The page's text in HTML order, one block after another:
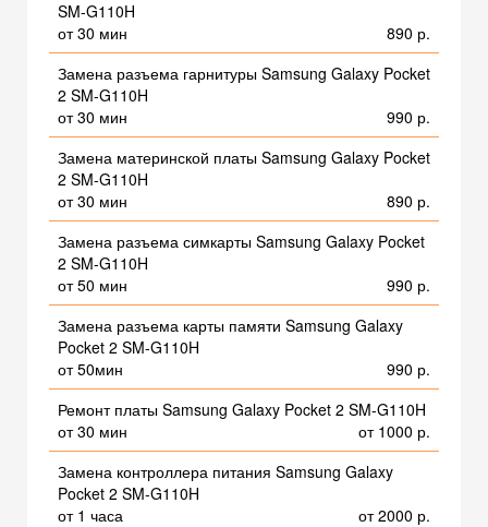
SM-G110H
от 30 мин
890 р.
Замена разъема гарнитуры Samsung Galaxy Pocket
2 SM-G110H
от 30 мин
990 р.
Замена материнской платы Samsung Galaxy Pocket
2 SM-G110H
от 30 мин
890 р.
Замена разъема симкарты Samsung Galaxy Pocket
2 SM-G110H
от 50 мин
990 р.
Замена разъема карты памяти Samsung Galaxy
Pocket 2 SM-G110H
от 50мин
990 р.
Ремонт платы Samsung Galaxy Pocket 2 SM-G110H
от 30 мин
от 1000 р.
Замена контроллера питания Samsung Galaxy
Pocket 2 SM-G110H
от 1 часа
от 2000 р.